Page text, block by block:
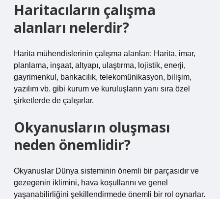
Haritacıların çalışma
alanları nelerdir?
Harita mühendislerinin çalışma alanları: Harita, imar,
planlama, inşaat, altyapı, ulaştırma, lojistik, enerji,
gayrimenkul, bankacılık, telekomünikasyon, bilişim,
yazılım vb. gibi kurum ve kuruluşların yanı sıra özel
şirketlerde de çalışırlar.
Okyanusların oluşması
neden önemlidir?
Okyanuslar Dünya sisteminin önemli bir parçasıdır ve
gezegenin iklimini, hava koşullarını ve genel
yaşanabilirliğini şekillendirmede önemli bir rol oynarlar.